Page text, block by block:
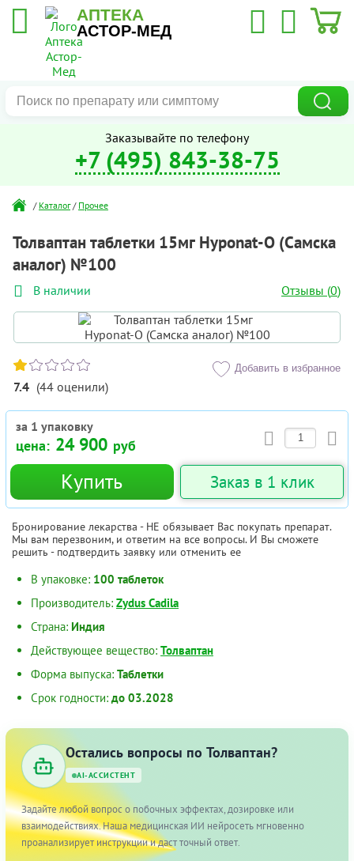
АПТЕКА
АСТОР-МЕД
Заказывайте по телефону
+7 (495) 843-38-75
/ Каталог / Прочее
Толваптан таблетки 15мг Hyponat-O (Самска
аналог) №100
В наличии Отзывы (0)
7.4 (44 оценили)
Добавить в избранное
за 1 упаковку
цена: 24 900 руб
Купить Заказ в 1 клик
Бронирование лекарства - НЕ обязывает Вас покупать препарат.
Мы вам перезвоним, и ответим на все вопросы. И Вы сможете
решить - подтвердить заявку или отменить ее
В упаковке: 100 таблеток
Производитель: Zydus Cadila
Страна: Индия
Действующее вещество: Толваптан
Форма выпуска: Таблетки
Срок годности: до 03.2028
Остались вопросы по Толваптан?
AI-АССИСТЕНТ
Задайте любой вопрос о побочных эффектах, дозировке или
взаимодействиях. Наша медицинская ИИ нейросеть мгновенно
проанализирует инструкции и даст точный ответ.